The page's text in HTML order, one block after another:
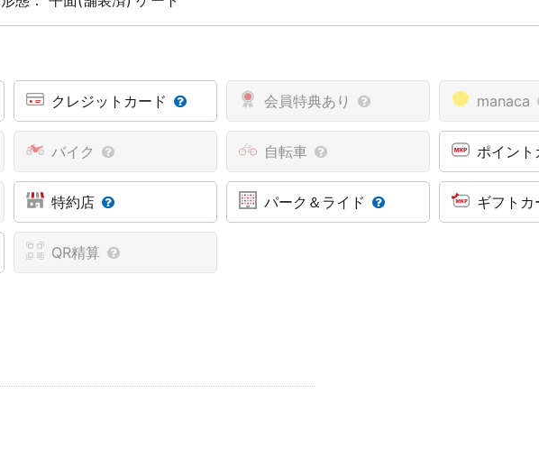
クレジットカード 会員特典あり manaca
バイク 自転車 ポイン
特約店 パーク＆ライド ギフト
QR精算